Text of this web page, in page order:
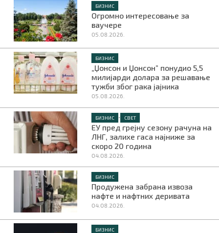
БИЗНИС
Огромно интересовање за
ваучере
05.08.2026.
БИЗНИС
„Џонсон и Џонсон” понудио 5,5
милијарди долара за решавање
тужби због рака јајника
05.08.2026.
БИЗНИС • СВЕТ
ЕУ пред грејну сезону рачуна на
ЛНГ, залихе гаса најниже за
скоро 20 година
04.08.2026.
БИЗНИС
Продужена забрана извоза
нафте и нафтних деривата
04.08.2026.
БИЗНИС